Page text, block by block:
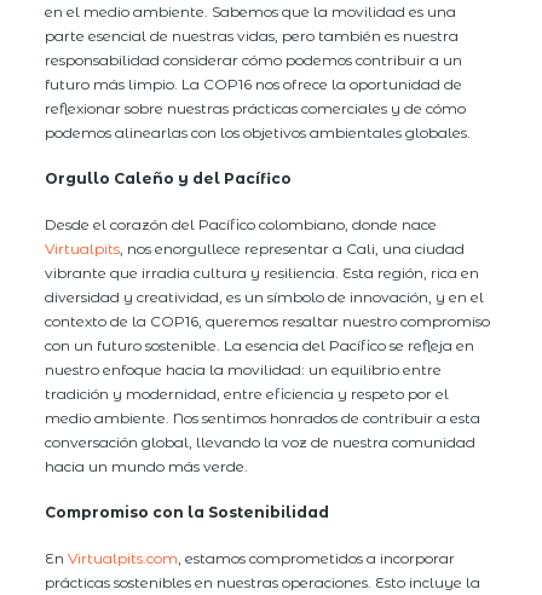
en el medio ambiente. Sabemos que la movilidad es una
parte esencial de nuestras vidas, pero también es nuestra
responsabilidad considerar cómo podemos contribuir a un
futuro más limpio. La COP16 nos ofrece la oportunidad de
reflexionar sobre nuestras prácticas comerciales y de cómo
podemos alinearlas con los objetivos ambientales globales.
Orgullo Caleño y del Pacífico
Desde el corazón del Pacífico colombiano, donde nace
Virtualpits , nos enorgullece representar a Cali, una ciudad
vibrante que irradia cultura y resiliencia. Esta región, rica en
diversidad y creatividad, es un símbolo de innovación, y en el
contexto de la COP16, queremos resaltar nuestro compromiso
con un futuro sostenible. La esencia del Pacífico se refleja en
nuestro enfoque hacia la movilidad: un equilibrio entre
tradición y modernidad, entre eficiencia y respeto por el
medio ambiente. Nos sentimos honrados de contribuir a esta
conversación global, llevando la voz de nuestra comunidad
hacia un mundo más verde.
Compromiso con la Sostenibilidad
EnVirtualpits.com , estamos comprometidos a incorporar
prácticas sostenibles en nuestras operaciones. Esto incluye la